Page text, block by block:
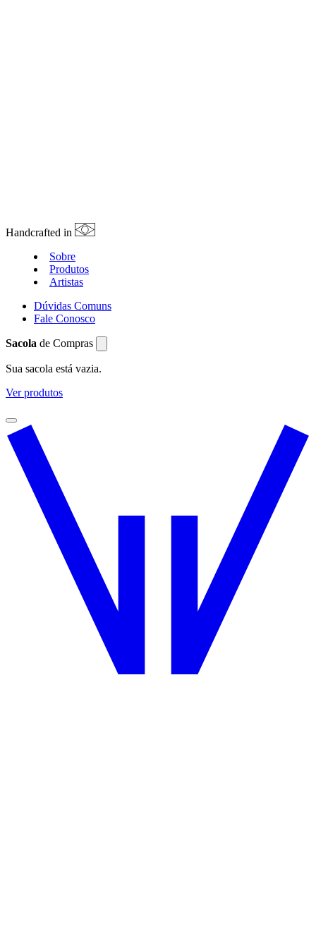
Handcrafted in
Sobre
Produtos
Artistas
Dúvidas Comuns
Fale Conosco
Sacola de Compras
Sua sacola está vazia.
Ver produtos